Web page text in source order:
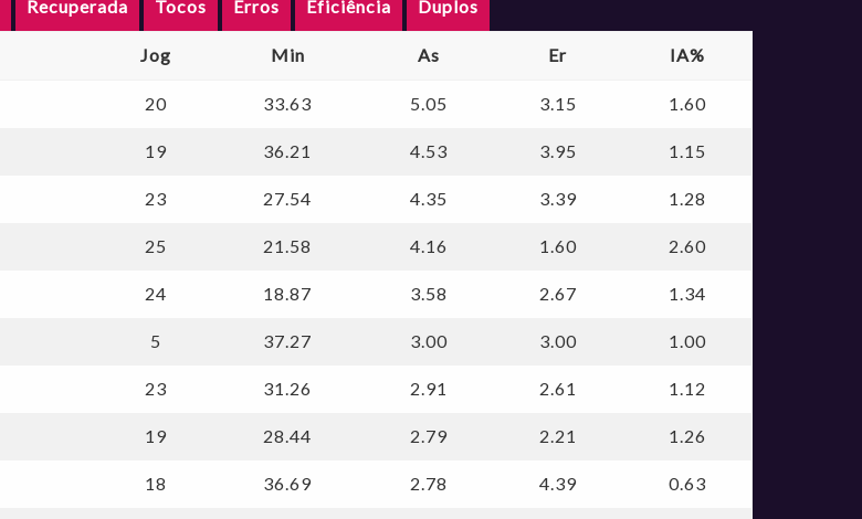
PRESIDENTE VENC
SANTO ANDRÉ
Recuperada Tocos Erros Eficiência Duplos
Jog Min As Er IA%
20 33.63 5.05 3.15 1.60
19 36.21 4.53 3.95 1.15
23 27.54 4.35 3.39 1.28
25 21.58 4.16 1.60 2.60
24 18.87 3.58 2.67 1.34
5 37.27 3.00 3.00 1.00
23 31.26 2.91 2.61 1.12
19 28.44 2.79 2.21 1.26
18 36.69 2.78 4.39 0.63